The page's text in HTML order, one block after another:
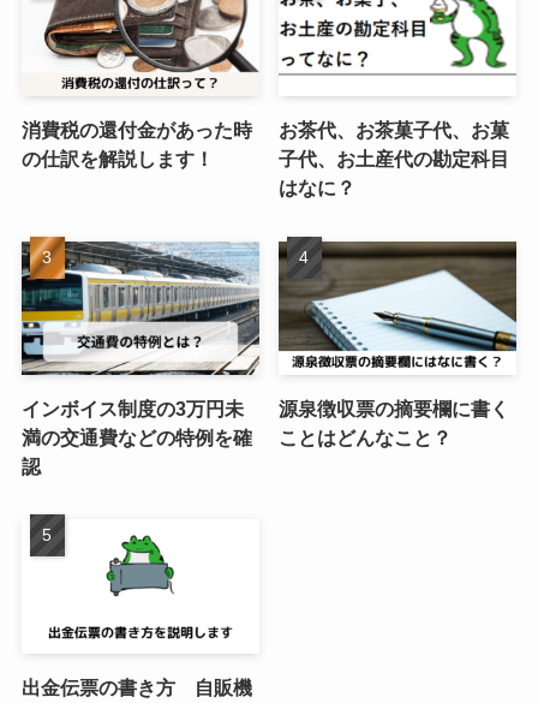
消費税の還付金があった時
の仕訳を解説します！
お茶代、お茶菓子代、お菓
子代、お土産代の勘定科目
はなに？
インボイス制度の3万円未
満の交通費などの特例を確
認
源泉徴収票の摘要欄に書く
ことはどんなこと？
出金伝票の書き方 自販機